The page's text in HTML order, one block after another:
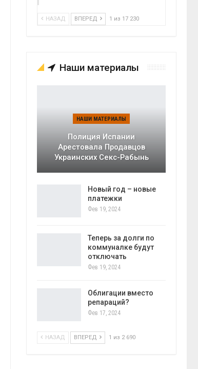
НАЗАД ВПЕРЕД 1 из 17 230
Наши материалы
НАШИ МАТЕРИАЛЫ
Полиция Испании
Арестовала Продавцов
Украинских Секс-Рабынь
Новый год – новые
платежки
Фев 19, 2024
Теперь за долги по
коммуналке будут
отключать
Фев 19, 2024
Облигации вместо
репараций?
Фев 17, 2024
НАЗАД ВПЕРЕД 1 из 2 690